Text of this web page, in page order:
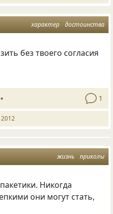
характер достоинства
без твоего согласия
1
жизнь приколы
Никогда
они могут стать,